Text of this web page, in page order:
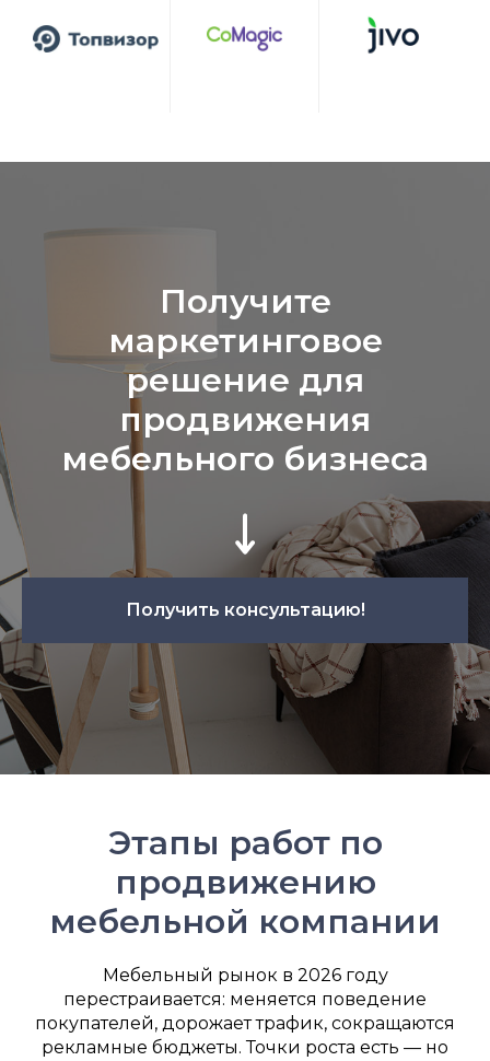
Получите
маркетинговое
решение для
продвижения
мебельного бизнеса
Получить консультацию!
Этапы работ по
продвижению
мебельной компании
Мебельный рынок в 2026 году
перестраивается: меняется поведение
покупателей, дорожает трафик, сокращаются
рекламные бюджеты. Точки роста есть — но